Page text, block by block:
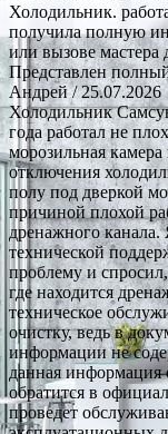
Холодильник.
получила полную
или вызове мастера
Представлен
Андрей/ 25.07.2026
Холодильник
года работал не
морозильная
отключения
полу под дверкой
причиной плохой
дренажного
технической
проблему и
где находится
техническое
очистку, ведь в
информации не
данная информация
обратится в
проведет